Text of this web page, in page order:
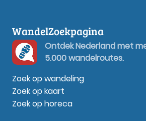
WandelZoekpagina
Ontdek Nederland met
5.000 wandelroutes.
Zoek op wandeling
Zoek op kaart
Zoek op horeca